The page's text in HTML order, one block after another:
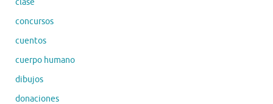
clase
concursos
cuentos
cuerpo humano
dibujos
donaciones